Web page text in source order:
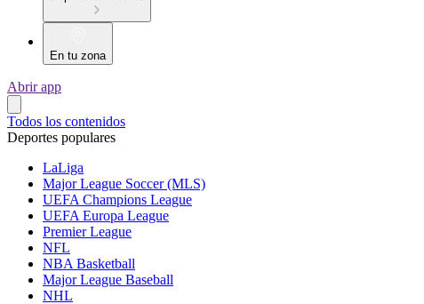
En tu zona
Abrir app
Todos los contenidos
Deportes populares
LaLiga
Major League Soccer (MLS)
UEFA Champions League
UEFA Europa League
Premier League
NFL
NBA Basketball
Major League Baseball
NHL